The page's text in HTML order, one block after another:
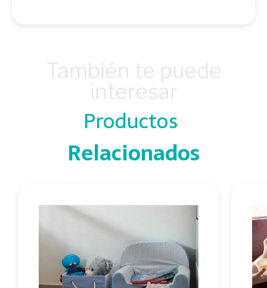
También te puede
interesar
Productos
Relacionados